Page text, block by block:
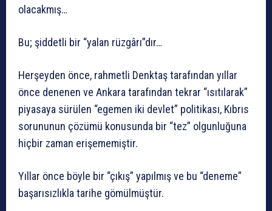
olacakmış…
Bu; şiddetli bir “yalan rüzgârı”dır…
Herşeyden önce, rahmetli Denktaş tarafından yıllar
önce denenen ve Ankara tarafından tekrar “ısıtılarak”
piyasaya sürülen “egemen iki devlet” politikası, Kıbrıs
sorununun çözümü konusunda bir “tez” olgunluğuna
hiçbir zaman erişememiştir.
Yıllar önce böyle bir “çıkış” yapılmış ve bu “deneme”
başarısızlıkla tarihe gömülmüştür.